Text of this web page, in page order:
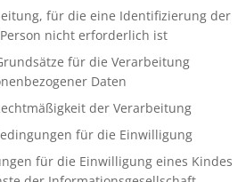
für die eine Identifizierung der
nicht erforderlich ist
für die Verarbeitung
Daten
der Verarbeitung
für die Einwilligung
für die Einwilligung eines Kindes